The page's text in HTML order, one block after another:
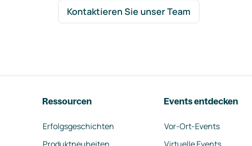
Kontaktieren Sie unser Team
Ressourcen
Erfolgsgeschichten
Events entdecken
Vor-Ort-Events